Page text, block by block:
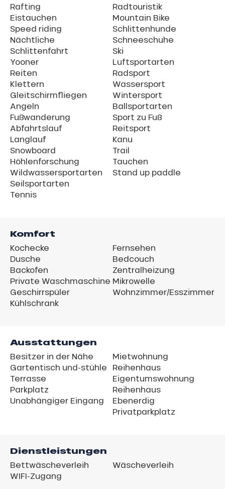
Rafting
Eistauchen
Speed riding
Nächtliche
Schlittenfahrt
Yooner
Reiten
Klettern
Gleitschirmfliegen
Angeln
Fußwanderung
Abfahrtslauf
Langlauf
Snowboard
Höhlenforschung
Wildwassersportarten
Seilsportarten
Tennis
Radtouristik
Mountain Bike
Schlittenhunde
Schneeschuhe
Ski
Luftsportarten
Radsport
Wassersport
Wintersport
Ballsportarten
Sport zu Fuß
Reitsport
Kanu
Trail
Tauchen
Stand up paddle
Komfort
Kochecke
Dusche
Backofen
Private Waschmaschine
Geschirrspüler
Kühlschrank
Fernsehen
Bedcouch
Zentralheizung
Mikrowelle
Wohnzimmer/Esszimmer
Ausstattungen
Besitzer in der Nähe
Gartentisch und-stühle
Terrasse
Parkplatz
Unabhängiger Eingang
Mietwohnung
Reihenhaus
Eigentumswohnung
Reihenhaus
Ebenerdig
Privatparkplatz
Dienstleistungen
Bettwäscheverleih
WIFI-Zugang
Wäscheverleih